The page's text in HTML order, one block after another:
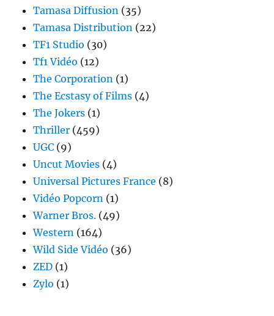
Tamasa Diffusion (35)
Tamasa Distribution (22)
TF1 Studio (30)
Tf1 Vidéo (12)
The Corporation (1)
The Ecstasy of Films (4)
The Jokers (1)
Thriller (459)
UGC (9)
Uncut Movies (4)
Universal Pictures France (8)
Vidéo Popcorn (1)
Warner Bros. (49)
Western (164)
Wild Side Vidéo (36)
ZED (1)
Zylo (1)